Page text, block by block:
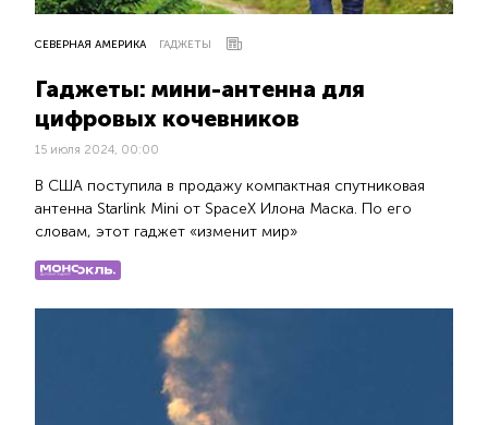
СЕВЕРНАЯ АМЕРИКА ГАДЖЕТЫ
Гаджеты: мини-антенна для
цифровых кочевников
15 июля 2024, 00:00
В США поступила в продажу компактная спутниковая
антенна Starlink Mini от SpaceX Илона Маска. По его
словам, этот гаджет «изменит мир»